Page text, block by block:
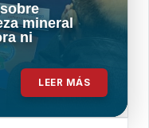
mineral
ni
LEER MÁS